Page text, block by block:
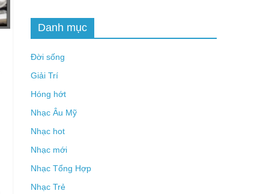
Danh mục
Đời sống
Giải Trí
Hóng hớt
Nhạc Âu Mỹ
Nhạc hot
Nhạc mới
Nhạc Tổng Hợp
Nhạc Trẻ